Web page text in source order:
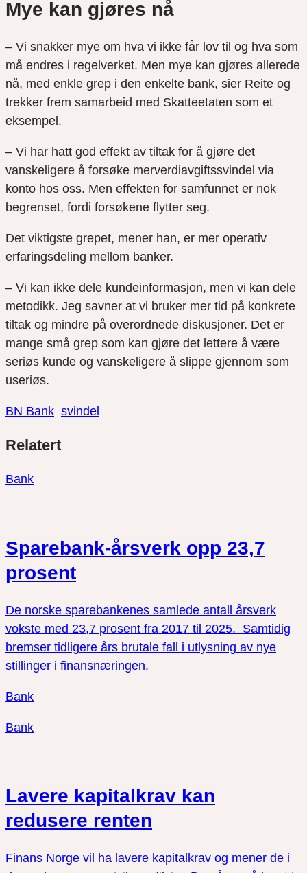
Mye kan gjøres nå
– Vi snakker mye om hva vi ikke får lov til og hva som
må endres i regelverket. Men mye kan gjøres allerede
nå, med enkle grep i den enkelte bank, sier Reite og
trekker frem samarbeid med Skatteetaten som et
eksempel.
– Vi har hatt god effekt av tiltak for å gjøre det
vanskeligere å forsøke merverdiavgiftssvindel via
konto hos oss. Men effekten for samfunnet er nok
begrenset, fordi forsøkene flytter seg.
Det viktigste grepet, mener han, er mer operativ
erfaringsdeling mellom banker.
– Vi kan ikke dele kundeinformasjon, men vi kan dele
metodikk. Jeg savner at vi bruker mer tid på konkrete
tiltak og mindre på overordnede diskusjoner. Det er
mange små grep som kan gjøre det lettere å være
seriøs kunde og vanskeligere å slippe gjennom som
useriøs.
BN Bank svindel
link
på
på
Relatert
Bank
Sparebank-årsverk opp 23,7
prosent
De norske sparebankenes samlede antall årsverk
vokste med 23,7 prosent fra 2017 til 2025. Samtidig
bremser tidligere års brutale fall i utlysning av nye
stillinger i finansnæringen.
Bank
Bank
Lavere kapitalkrav kan
redusere renten
Finans Norge vil ha lavere kapitalkrav og mener de i